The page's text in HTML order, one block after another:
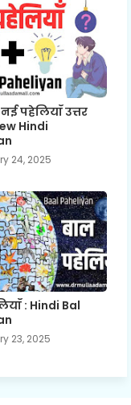
नई पहेलियाँ उत्तर
Hindi
24, 2025
: Hindi Bal
23, 2025